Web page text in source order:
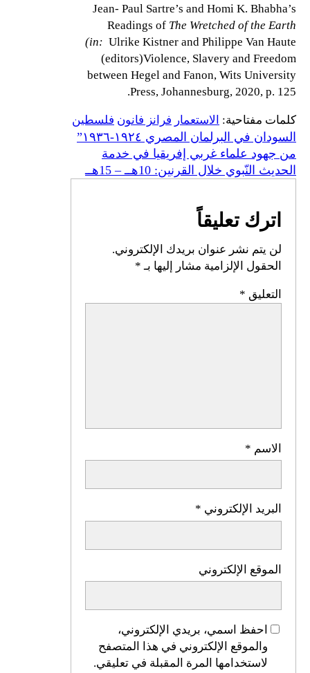
Jean- Paul Sartre’s and Homi K. Bhabha’s
Readings of The Wretched of the Earth
(in: Ulrike Kistner and Philippe Van Haute
(editors)Violence, Slavery and Freedom
between Hegel and Fanon, Wits University
Press, Johannesburg, 2020, p. 125.
كلمات مفتاحية: الاستعمار فرانز فانون فلسطين
السودان في البرلمان المصري ١٩٢٤-١٩٣٦”
من جهود علماء غربي إفريقيا في خدمة
الحديث النّبوي خلال القرنين: 10هــ – 15هــ
اترك تعليقاً
لن يتم نشر عنوان بريدك الإلكتروني.
الحقول الإلزامية مشار إليها بـ *
التعليق *
الاسم *
البريد الإلكتروني *
الموقع الإلكتروني
احفظ اسمي، بريدي الإلكتروني،
والموقع الإلكتروني في هذا المتصفح
لاستخدامها المرة المقبلة في تعليقي.